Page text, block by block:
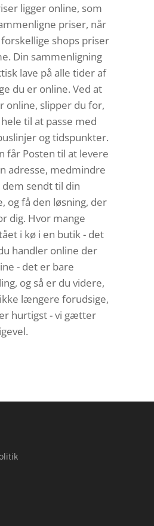
ligger online, som
priser, når
shops priser
Din sammenligning
lave på alle tider af
du er online. Ved at
online, slipper du for,
til at passe med
og tidspunkter.
får Posten til at levere
adresse, medmindre
sendt til din
og få den løsning, der
dig. Hvor mange
i kø i en butik - det
handler online der
- det er bare
og så er du videre,
længere forudsige,
hurtigst - vi gætter